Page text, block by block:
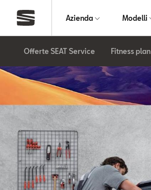
Azienda Modelli
Offerte SEAT Service Fitness plan